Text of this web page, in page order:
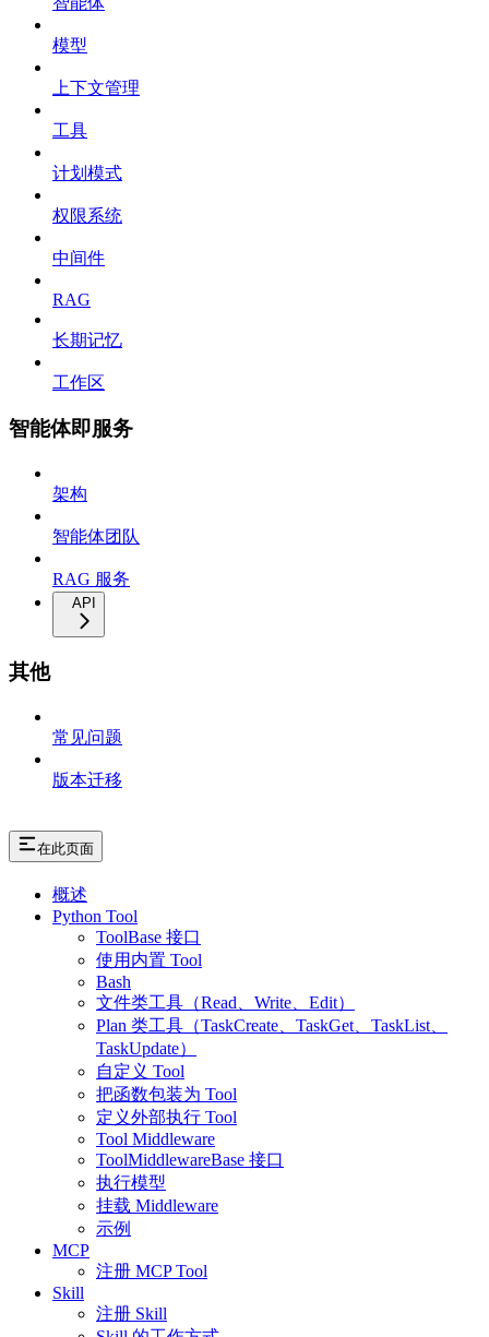
模型
上下文管理
工具
计划模式
权限系统
中间件
RAG
长期记忆
工作区
智能体即服务
架构
智能体团队
RAG 服务
API
其他
常见问题
版本迁移
在此页面
概述
Python Tool
ToolBase 接口
使用内置 Tool
Bash
文件类工具（Read、Write、Edit）
Plan 类工具（TaskCreate、TaskGet、TaskList、
TaskUpdate）
自定义 Tool
把函数包装为 Tool
定义外部执行 Tool
Tool Middleware
ToolMiddlewareBase 接口
执行模型
挂载 Middleware
示例
MCP
注册 MCP Tool
Skill
注册 Skill